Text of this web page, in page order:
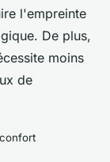
l'empreinte
De plus,
moins
de